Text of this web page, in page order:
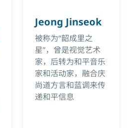
Jeong Jinseok
被称为“韶成里之
星”，曾是视觉艺术
家，后转为和平音乐
家和活动家，融合庆
尚道方言和蓝调来传
递和平信息